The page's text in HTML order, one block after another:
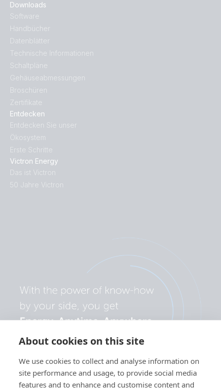
About cookies on this site
We use cookies to collect and analyse information on
site performance and usage, to provide social media
features and to enhance and customise content and
Entdecken
Entdecken Sie unser
Ökosystem
Erste Schritte
Victron Energy
Das ist Victron
50 Jahre Victron
Downloads
Software
Handbücher
Datenblätter
Technische Informationen
Schaltpläne
Gehäuseabmessungen
Broschüren
Zertifikate